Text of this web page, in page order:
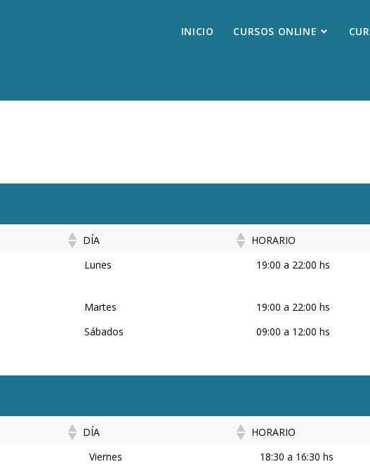
INICIO CURSOS ONLINE
DÍA HORARIO
DÍA HORARIO
Lunes 19:00 a 22:00 hs
Martes 19:00 a 22:00 hs
Sábados 09:00 a 12:00 hs
DÍA HORARIO
DÍA HORARIO
Viernes 18:30 a 16:30 hs